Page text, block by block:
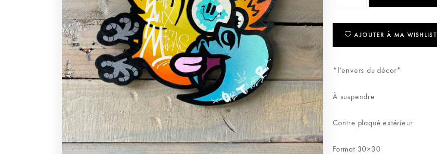
AJOUTER À MA WISHLIST
*l’envers du décor*
À suspendre
Contre plaqué extérieur
Format 30×30